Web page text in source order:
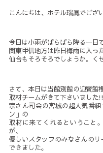
こんにちは、ホテル瑞鳳でござ
今日は小雨がぱらぱら降る一日
関東甲信地方は昨日梅雨に入っ
仙台もそろそろでしょうか。く
さて、本日は当館別館の迎賓館
取材チームがきて下さいました
宗さん司会の宮城の超人気番
ン」の
取材に来てくれるということ
が、
優しいスタッフのみなさんの
できました。